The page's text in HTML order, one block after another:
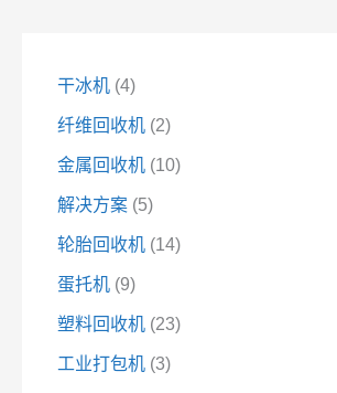
干冰机 4
纤维回收机 2
金属回收机 10
解决方案 5
轮胎回收机 14
蛋托机 9
塑料回收机 23
工业打包机 3